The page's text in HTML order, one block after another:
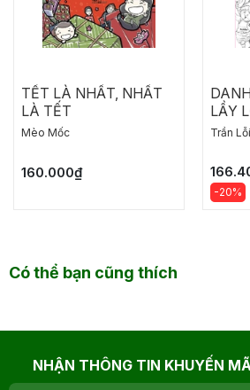
TẾT LÀ NHẤT, NHẤT
LÀ TẾT
Mèo Mốc
160.000₫
LẦY
VÀ
Trần
-20%
Có thể bạn cũng thích
NHẬN THÔNG TIN KHUYẾN